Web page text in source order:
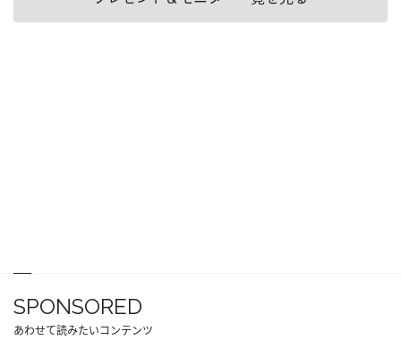
SPONSORED
あわせて読みたいコンテンツ